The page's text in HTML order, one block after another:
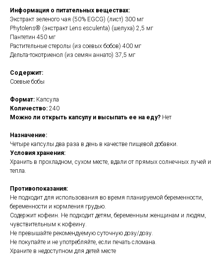
Информация о питательных веществах:
Экстракт зеленого чая (50% EGCG) (лист) 300 мг
Phytolens® (экстракт Lens esculenta) (шелуха) 2,5 мг
Пантетин 450 мг
Растительные стеролы (из соевых бобов) 400 мг
Дельта-токотриенол (из семян аннато) 37,5 мг
Содержит:
Соевые бобы
Формат: Капсула
Количество: 240
Можно ли открыть капсулу и высыпать ее на еду? Нет
Назначение:
Четыре капсулы два раза в день в качестве пищевой добавки.
Условия хранения:
Хранить в прохладном, сухом месте, вдали от прямых солнечных лучей и
тепла.
Противопоказания:
Не подходит для использования во время планируемой беременности,
беременности и кормления грудью.
Содержит кофеин. Не подходит детям, беременным женщинам и людям,
чувствительным к кофеину.
Не превышайте рекомендуемую суточную дозу/дозу.
Не покупайте и не употребляйте, если печать сломана.
Храните в недоступном для детей месте